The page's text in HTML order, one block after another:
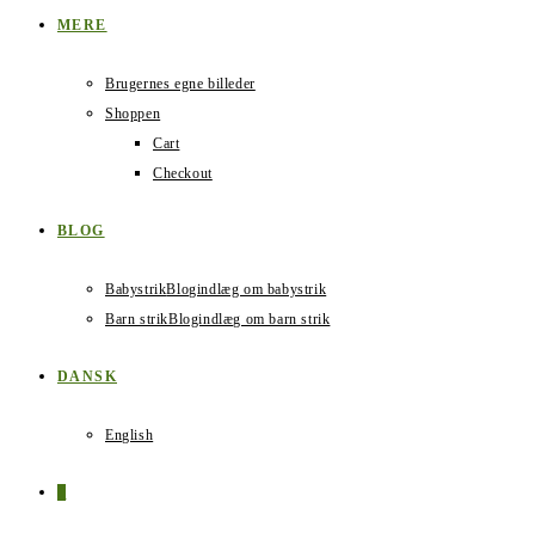
MERE
Brugernes egne billeder
Shoppen
Cart
Checkout
BLOG
BabystrikBlogindlæg om babystrik
Barn strikBlogindlæg om barn strik
DANSK
English